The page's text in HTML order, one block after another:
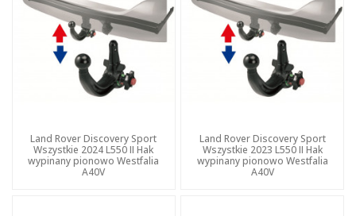
Land Rover Discovery Sport
Wszystkie 2024 L550 II Hak
wypinany pionowo Westfalia
A40V
Land Rover Discovery Sport
Wszystkie 2023 L550 II Hak
wypinany pionowo Westfalia
A40V